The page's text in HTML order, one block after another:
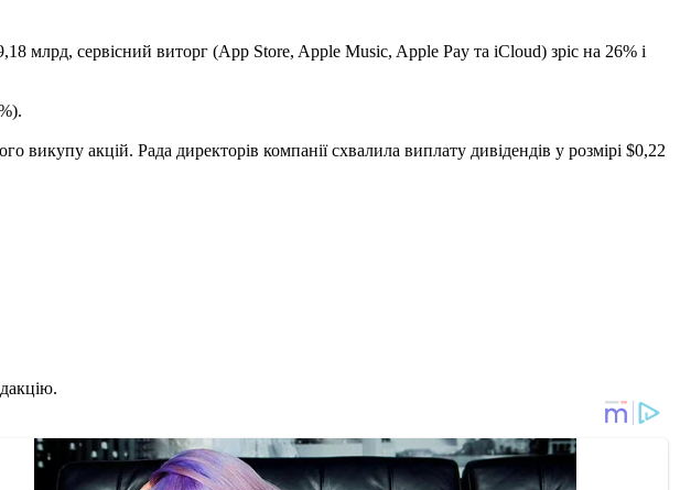
млрд, сервісний виторг (App Store, Apple Music, Apple Pay та iCloud) зріс на 26% і
акцій. Рада директорів компанії схвалила виплату дивідендів у розмірі $0,22